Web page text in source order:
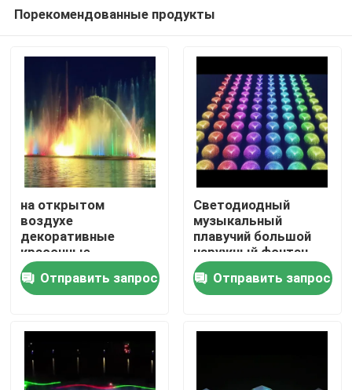
Продукция
Порекомендованные продукты
на открытом
воздухе
декоративные
красочные
мультимедиа плавая
фонтаны
Отправить запрос
Светодиодный
музыкальный
плавучий большой
наружный фонтан
Отправить запрос